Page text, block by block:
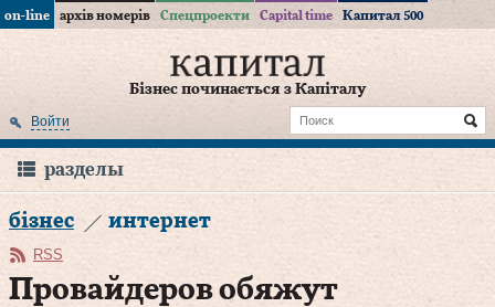
on-line архів номерів Спецпроекти Capital time Капитал 500
Бізнес починається з Капіталу
Войти
разделы
бізнес интернет
RSS
Провайдеров обяжут